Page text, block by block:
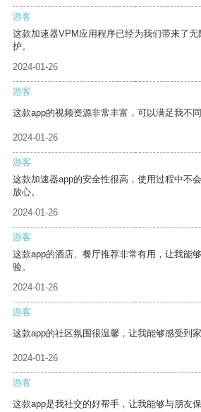
游客
这款加速器VPM应用程序已经为我们带来了
护。
2024-01-26
游客
这款app的视频资源非常丰富，可以满足我不同
2024-01-26
游客
这款加速器app的安全性很高，使用过程中不
放心。
2024-01-26
游客
这款app的酒店、餐厅推荐非常有用，让我能
验。
2024-01-26
游客
这款app的社区氛围很温馨，让我能够感受到家
2024-01-26
游客
这款app是我社交的好帮手，让我能够与朋友